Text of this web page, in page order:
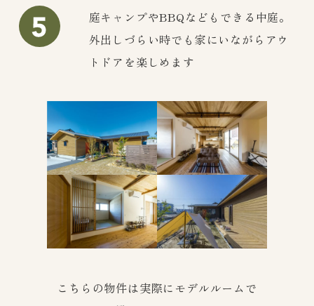
庭キャンプやBBQなどもできる中庭。
外出しづらい時でも家にいながらアウ
トドアを楽しめます
こちらの物件は実際にモデルルームで